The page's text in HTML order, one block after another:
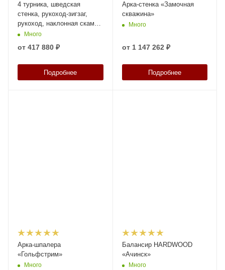
4 турника, шведская
стенка, рукоход-зигзаг,
рукоход, наклонная скамья
и вертикальные поручни
Много
от 417 880 ₽
Подробнее
Арка-стенка «Замочная
скважина»
Много
от 1 147 262 ₽
Подробнее
Арка-шпалера
«Гольфстрим»
Много
Балансир HARDWOOD
«Ачинск»
Много